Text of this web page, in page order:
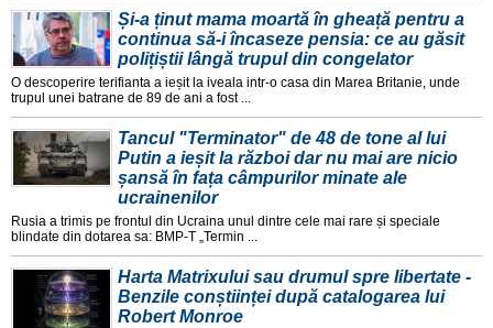
Și-a ținut mama moartă în gheață pentru a
continua să-i încaseze pensia: ce au găsit
polițiștii lângă trupul din congelator
O descoperire terifianta a ieșit la iveala intr-o casa din Marea Britanie, unde
trupul unei batrane de 89 de ani a fost ...
Tancul "Terminator" de 48 de tone al lui
Putin a ieșit la război dar nu mai are nicio
șansă în fața câmpurilor minate ale
ucrainenilor
Rusia a trimis pe frontul din Ucraina unul dintre cele mai rare și speciale
blindate din dotarea sa: BMP-T „Termin ...
Harta Matrixului sau drumul spre libertate -
Benzile conștiinței după catalogarea lui
Robert Monroe